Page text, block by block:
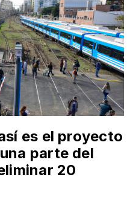
es el proyecto
parte del
20